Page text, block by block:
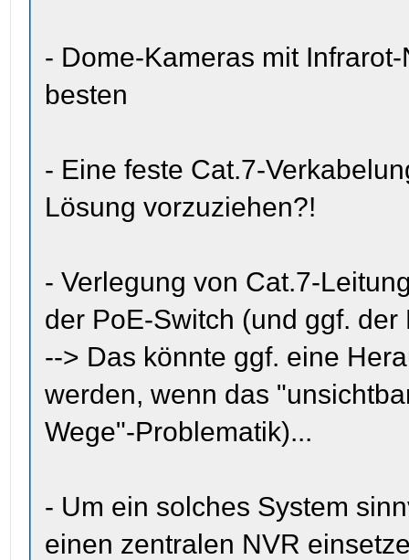
- Dome-Kameras mit
besten
- Eine feste Cat.7-
Lösung vorzuziehen?!
- Verlegung von Cat.7-
der PoE-Switch (und ggf. der
--> Das könnte ggf. eine
werden, wenn das
Wege"-Problematik)...
- Um ein solches System
einen zentralen NVR